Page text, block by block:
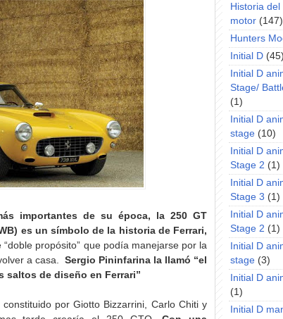
importantes de su época, la 250 GT
es un símbolo de la historia de Ferrari,
propósito” que podía manejarse por la
a casa. Sergio Pininfarina la llamó “el
saltos de diseño en Ferrari”
por Giotto Bizzarrini, Carlo Chiti y
Historia
motor (147)
Hunters
Initial D
Initial D
Stage/
(1)
Initial D
stage (10)
Initial D
Stage 2 (1)
Initial D
Stage 3 (1)
Initial D
Stage 2 (1)
Initial D
stage (3)
Initial D
(1)
Initial D